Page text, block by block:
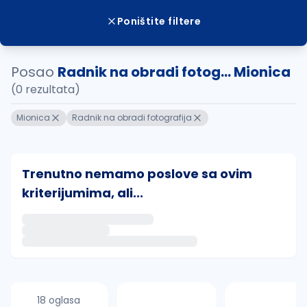
Poništite filtere
Posao Radnik na obradi fotog... Mionica
(0 rezultata)
Mionica Radnik na obradi fotografija
Trenutno nemamo poslove sa ovim
kriterijumima, ali...
18 oglasa